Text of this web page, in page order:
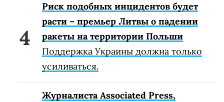
Риск подобных инцидентов будет
расти – премьер Литвы о падении
ракеты на территории Польши
Поддержка Украины должна только
усиливаться.
Журналиста Associated Press,